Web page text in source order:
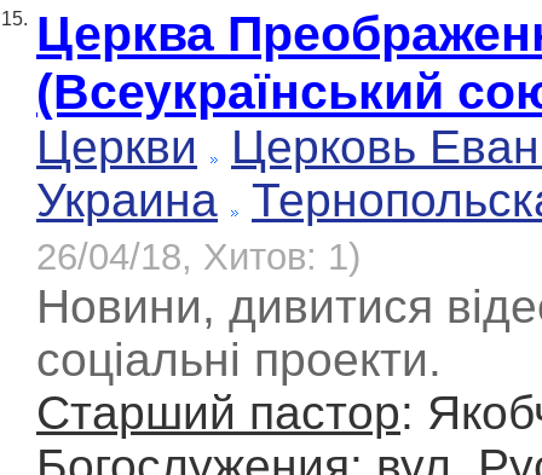
15. Церква
(Всеукраїнський
Церкви
Церковь
Украина
26/04/18, Хитов: 1)
Новини, дивитися
соціальні проекти.
Старший пастор: